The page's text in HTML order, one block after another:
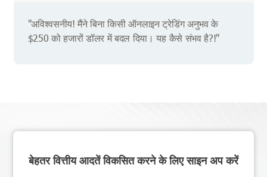
"अविश्वसनीय! मैंने बिना किसी ऑनलाइन ट्रेडिंग अनुभव के
$250 को हजारों डॉलर में बदल दिया। यह कैसे संभव है?!"
बेहतर वित्तीय आदतें विकसित करने के लिए साइन अप करें